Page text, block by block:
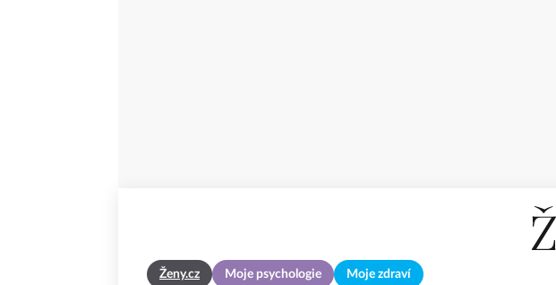
Ženy.cz Moje psychologie Moje zdraví